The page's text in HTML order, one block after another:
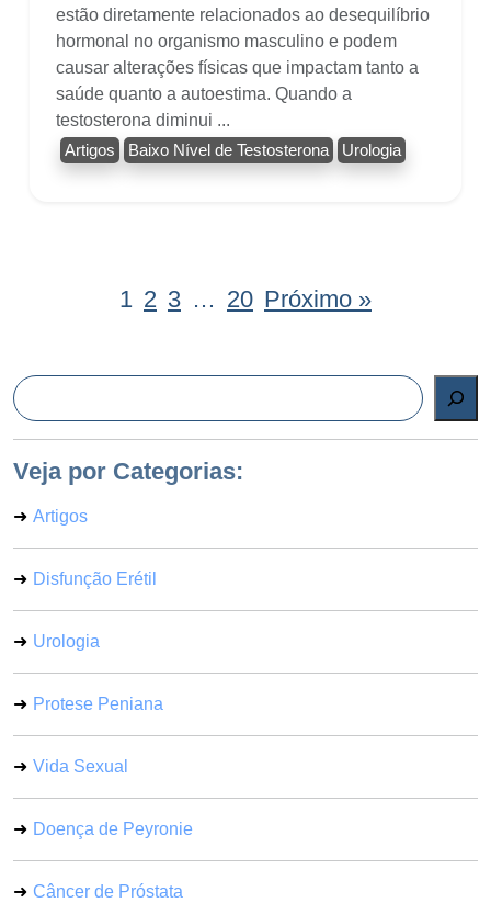
estão diretamente relacionados ao desequilíbrio
hormonal no organismo masculino e podem
causar alterações físicas que impactam tanto a
saúde quanto a autoestima. Quando a
testosterona diminui ...
Artigos Baixo Nível de Testosterona Urologia
1 2 3 … 20 Próximo »
Pesquisar
Veja por Categorias:
Artigos
Disfunção Erétil
Urologia
Protese Peniana
Vida Sexual
Doença de Peyronie
Câncer de Próstata